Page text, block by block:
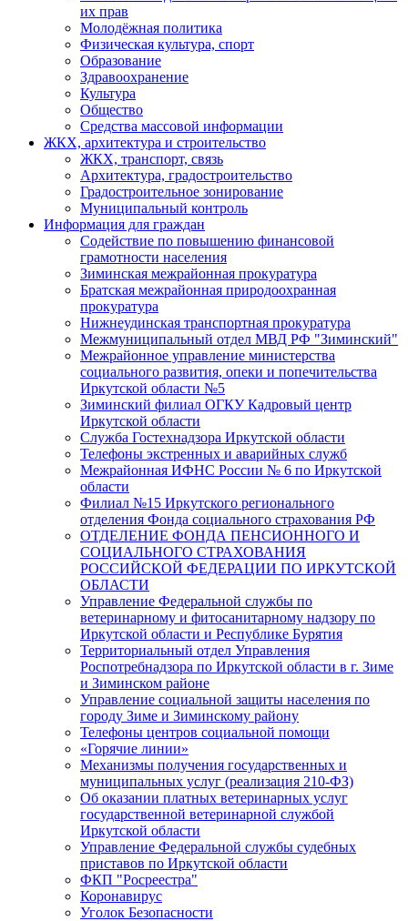
их прав
Молодёжная политика
Физическая культура, спорт
Образование
Здравоохранение
Культура
Общество
Средства массовой информации
ЖКХ, архитектура и строительство
ЖКХ, транспорт, связь
Архитектура, градостроительство
Градостроительное зонирование
Муниципальный контроль
Информация для граждан
Содействие по повышению финансовой
грамотности населения
Зиминская межрайонная прокуратура
Братская межрайонная природоохранная
прокуратура
Нижнеудинская транспортная прокуратура
Межмуниципальный отдел МВД РФ "Зиминский"
Межрайонное управление министерства
социального развития, опеки и попечительства
Иркутской области №5
Зиминский филиал ОГКУ Кадровый центр
Иркутской области
Служба Гостехнадзора Иркутской области
Телефоны экстренных и аварийных служб
Межрайонная ИФНС России № 6 по Иркутской
области
Филиал №15 Иркутского регионального
отделения Фонда социального страхования РФ
ОТДЕЛЕНИЕ ФОНДА ПЕНСИОННОГО И
СОЦИАЛЬНОГО СТРАХОВАНИЯ
РОССИЙСКОЙ ФЕДЕРАЦИИ ПО ИРКУТСКОЙ
ОБЛАСТИ
Управление Федеральной службы по
ветеринарному и фитосанитарному надзору по
Иркутской области и Республике Бурятия
Территориальный отдел Управления
Роспотребнадзора по Иркутской области в г. Зиме
и Зиминском районе
Управление социальной защиты населения по
городу Зиме и Зиминскому району
Телефоны центров социальной помощи
«Горячие линии»
Механизмы получения государственных и
муниципальных услуг (реализация 210-ФЗ)
Об оказании платных ветеринарных услуг
государственной ветеринарной службой
Иркутской области
Управление Федеральной службы судебных
приставов по Иркутской области
ФКП "Росреестра"
Коронавирус
Уголок Безопасности